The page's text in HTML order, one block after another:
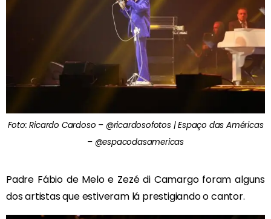
Foto: Ricardo Cardoso – @ricardosofotos | Espaço das Américas
– @espacodasamericas
Padre Fábio de Melo e Zezé di Camargo foram alguns
dos artistas que estiveram lá prestigiando o cantor.